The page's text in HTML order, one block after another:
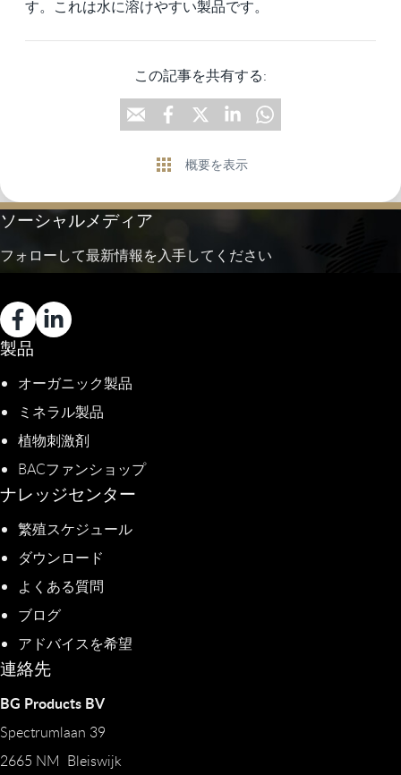
す。これは水に溶けやすい製品です。
この記事を共有する:
概要を表示
ソーシャルメディア
フォローして最新情報を入手してください
製品
オーガニック製品
ミネラル製品
植物刺激剤
BACファンショップ
ナレッジセンター
繁殖スケジュール
ダウンロード
よくある質問
ブログ
アドバイスを希望
連絡先
BG Products BV
Spectrumlaan 39
2665 NM Bleiswijk